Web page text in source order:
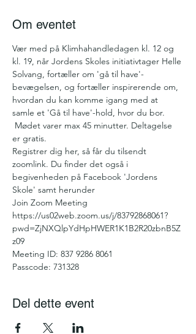
Om eventet
Vær med på Klimhahandledagen kl. 12 og
kl. 19, når Jordens Skoles initiativtager Helle
Solvang, fortæller om 'gå til have'-
bevægelsen, og fortæller inspirerende om,
hvordan du kan komme igang med at
samle et 'Gå til have'-hold, hvor du bor.
Mødet varer max 45 minutter. Deltagelse
er gratis.
Registrer dig her, så får du tilsendt
zoomlink. Du finder det også i
begivenheden på Facebook 'Jordens
Skole' samt herunder
Join Zoom Meeting
https://us02web.zoom.us/j/83792868061?
pwd=ZjNXQlpYdHpHWER1K1B2R20zbnB5Z
z09
Meeting ID: 837 9286 8061
Passcode: 731328
Del dette event